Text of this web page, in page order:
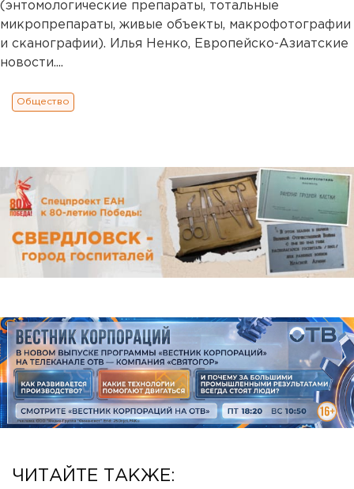
(энтомологические препараты, тотальные
микропрепараты, живые объекты, макрофотографии
и сканографии). Илья Ненко, Европейско-Азиатские
новости....
Общество
ЧИТАЙТЕ ТАКЖЕ: